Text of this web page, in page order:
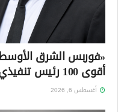
«فوربس الشرق
أقوى 100 رئيس تنفيذي في المنطقة لعام 2026
أغسطس 6, 2026